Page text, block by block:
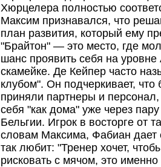
Хюрцелера полностью
Максим признавался, что
план развития, который ему
"Брайтон" — это место, где
шанс проявить себя на
скамейке. Де Кейпер часто
клубом". Он подчеркивает,
приняли партнеры и
себя "как дома" уже через
Бельгии. Игрок в восторге от
словам Максима, Фабиан дает
так любит: "Тренер хочет,
рисковать с мячом, это